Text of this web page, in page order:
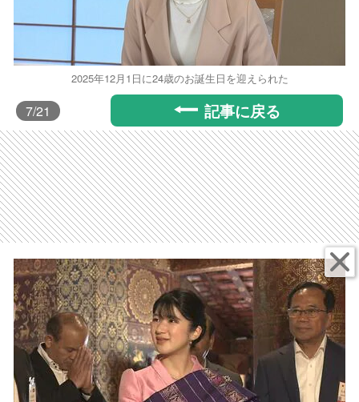
2025年12月1日に24歳のお誕生日を迎えられた
7/21 記事に戻る